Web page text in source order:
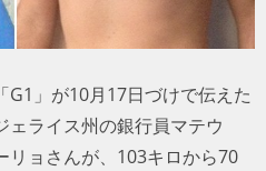
ラム
G1」が10月17日づけで伝えた
ェライス州の銀行員マテウ
リョさんが、103キロから70